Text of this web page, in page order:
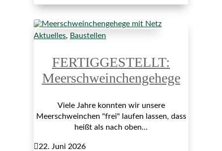
Aktuelles, Baustellen
FERTIGGESTELLT:
Meerschweinchengehege
Viele Jahre konnten wir unsere
Meerschweinchen "frei" laufen lassen, dass
heißt als nach oben...
22. Juni 2026